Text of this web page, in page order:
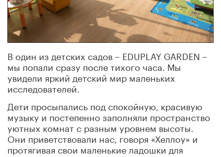
В один из детских садов – EDUPLAY GARDEN –
мы попали сразу после тихого часа. Мы
увидели яркий детский мир маленьких
исследователей.
Дети просыпались под спокойную, красивую
музыку и постепенно заполняли пространство
уютных комнат с разным уровнем высоты.
Они приветствовали нас, говоря «Хеллоу» и
протягивая свои маленькие ладошки для